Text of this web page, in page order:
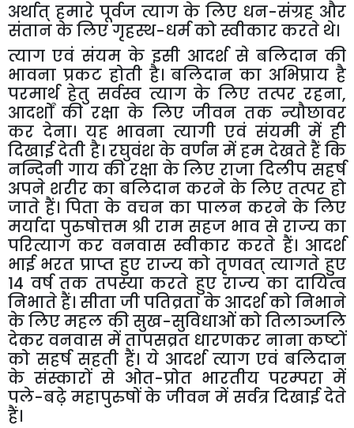
अर्थात् हमारे पूर्वज त्याग के लिए धन-संग्रह और
संतानकेलिएगृहस्थ-धर्मकोस्वीकारकरते थे।
त्याग एवं संयम के इसी आदर्श से बलिदान की
भावना प्रकट होती है। बलिदान का अभिप्राय है
परमार्थ हेतु सर्वस्व त्याग के लिए तत्पर रहना,
आदर्शों की रक्षा के लिए जीवन तक न्यौछावर
कर देना। यह भावना त्यागी एवं संयमी में ही
दिखाईदेती है। रघुवंशके वर्णनमेंहम देखतेहैंकि
नन्दिनी गाय की रक्षा के लिए राजा दिलीप सहर्ष
अपने शरीर का बलिदान करने के लिए तत्पर हो
जाते हैं। पिता के वचन का पालन करने के लिए
मर्यादा पुरुषोत्तम श्री राम सहज भाव से राज्य का
परित्याग कर वनवास स्वीकार करते हैं। आदर्श
भाई भरत प्राप्त हुए राज्य को तृणवत् त्यागते हुए
14 वर्ष तक तपस्या करते हुए राज्य का दायित्व
निभातेहैं। सीताजीपतिव्रताके आदर्शकोनिभाने
केलिएमहल कीसुख-सुविधाओंकोतिलाञ्जलि
देकरवनवास मेंतापसव्रत धारणकर नानाकष्टों
को सहर्ष सहती हैं। ये आदर्श त्याग एवं बलिदान
के संस्कारों से ओत-प्रोत भारतीय परम्परा में
पले-बढ़े महापुरुषों के जीवन में सर्वत्र दिखाई देते
हैं।